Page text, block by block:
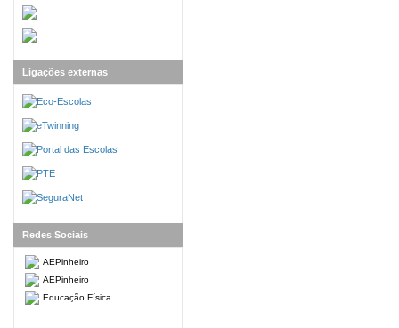
Ligações externas
Redes Sociais
AEPinheiro
AEPinheiro
Educação Física